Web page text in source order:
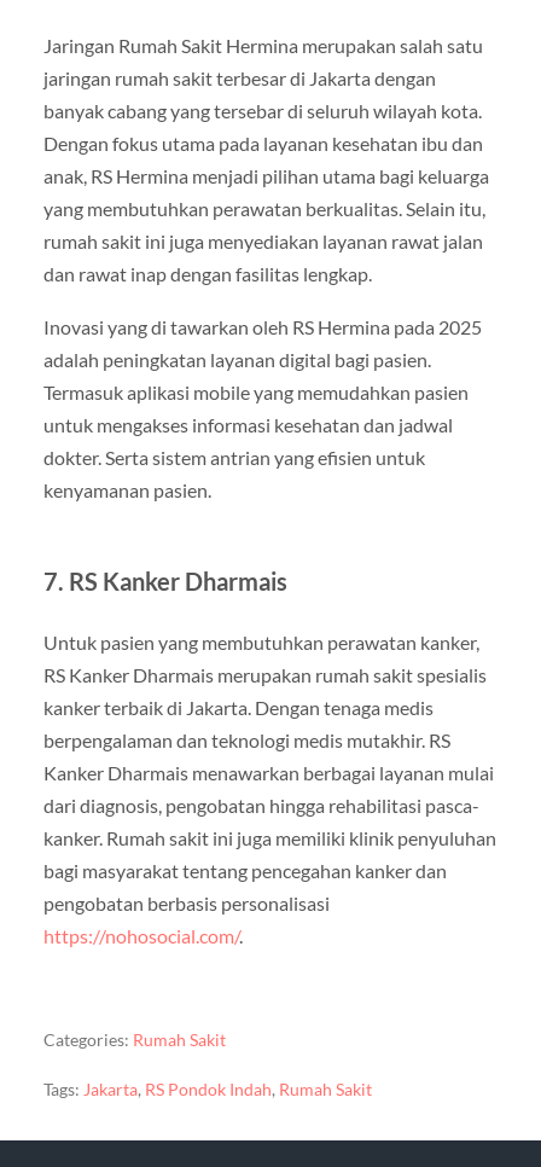
Jaringan Rumah Sakit Hermina merupakan salah satu
jaringan rumah sakit terbesar di Jakarta dengan
banyak cabang yang tersebar di seluruh wilayah kota.
Dengan fokus utama pada layanan kesehatan ibu dan
anak, RS Hermina menjadi pilihan utama bagi keluarga
yang membutuhkan perawatan berkualitas. Selain itu,
rumah sakit ini juga menyediakan layanan rawat jalan
dan rawat inap dengan fasilitas lengkap.
Inovasi yang di tawarkan oleh RS Hermina pada 2025
adalah peningkatan layanan digital bagi pasien.
Termasuk aplikasi mobile yang memudahkan pasien
untuk mengakses informasi kesehatan dan jadwal
dokter. Serta sistem antrian yang efisien untuk
kenyamanan pasien.
7. RS Kanker Dharmais
Untuk pasien yang membutuhkan perawatan kanker,
RS Kanker Dharmais merupakan rumah sakit spesialis
kanker terbaik di Jakarta. Dengan tenaga medis
berpengalaman dan teknologi medis mutakhir. RS
Kanker Dharmais menawarkan berbagai layanan mulai
dari diagnosis, pengobatan hingga rehabilitasi pasca-
kanker. Rumah sakit ini juga memiliki klinik penyuluhan
bagi masyarakat tentang pencegahan kanker dan
pengobatan berbasis personalisasi
https://nohosocial.com/.
Categories: Rumah Sakit
Tags: Jakarta, RS Pondok Indah, Rumah Sakit